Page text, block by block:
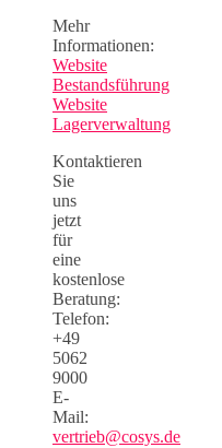
Mehr
Informationen:
Website
Bestandsführung
Website
Lagerverwaltung
Kontaktieren
Sie
uns
jetzt
für
eine
kostenlose
Beratung:
Telefon:
+49
5062
9000
E-
Mail:
vertrieb@cosys.de